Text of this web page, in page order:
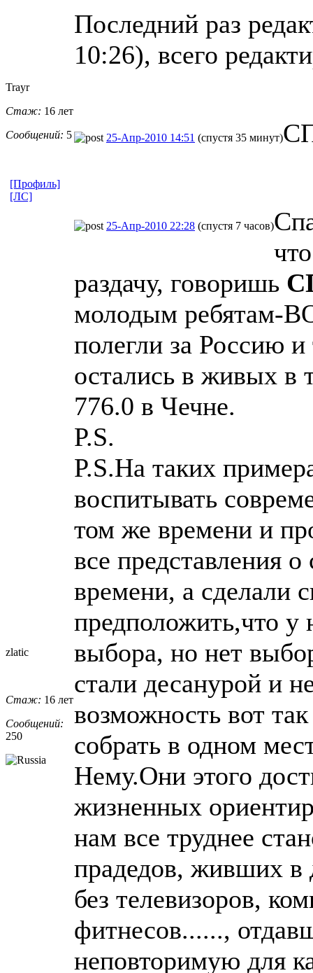
Последний раз
10:26), всего
Trayr
Стаж: 16 лет
Сообщений: 5 25-Апр-2010 14:51 (спустя 35 минут)
[Профиль]
[ЛС]
zlatic
Стаж: 16 лет
Сообщений:
250
25-Апр-2010 22:28 (спустя 7 часов)
раздачу, говоришь
молодым
полегли за Россию
остались в живых в
776.0 в Чечне.
P.S.
P.S.На таких
воспитывать
том же времени и
все представления о
времени, а
предположить,что
выбора, но нет
стали десанурой и
возможность вот
собрать в одном
Нему.Они этого
жизненных
нам все труднее
прадедов, живших в
без телевизоров,
фитнесов......,
неповторимую для